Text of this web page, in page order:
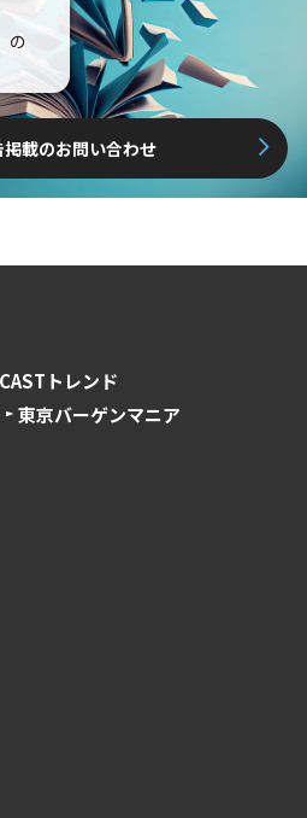
の
掲載のお問い合わせ
トレンド
東京バーゲンマニア